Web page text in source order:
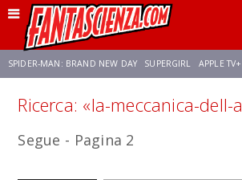
SPIDER-MAN: BRAND NEW DAY SUPERGIRL APPLE TV+
Ricerca: «la-meccanica-
Segue - Pagina 2